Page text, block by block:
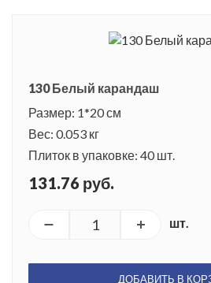
130 Белый карандаш
Размер: 1*20 см
Вес: 0.053 кг
Плиток в упаковке: 40 шт.
131.76 руб.
шт.
ДОБАВИТЬ В